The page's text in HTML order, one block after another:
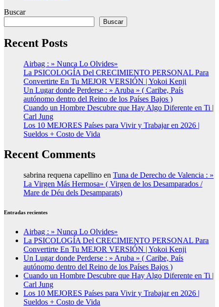
Buscar
Buscar
Recent Posts
Airbag : » Nunca Lo Olvides»
La PSICOLOGÍA Del CRECIMIENTO PERSONAL Para
Convertirte En Tu MEJOR VERSIÓN | Yokoi Kenji
Un Lugar donde Perderse : » Aruba » ( Caribe, País
autónomo dentro del Reino de los Países Bajos )
Cuando un Hombre Descubre que Hay Algo Diferente en Ti |
Carl Jung
Los 10 MEJORES Países para Vivir y Trabajar en 2026 |
Sueldos + Costo de Vida
Recent Comments
sabrina requena capellino en Tuna de Derecho de Valencia : »
La Virgen Más Hermosa» ( Virgen de los Desamparados /
Mare de Déu dels Desamparats)
Entradas recientes
Airbag : » Nunca Lo Olvides»
La PSICOLOGÍA Del CRECIMIENTO PERSONAL Para
Convertirte En Tu MEJOR VERSIÓN | Yokoi Kenji
Un Lugar donde Perderse : » Aruba » ( Caribe, País
autónomo dentro del Reino de los Países Bajos )
Cuando un Hombre Descubre que Hay Algo Diferente en Ti |
Carl Jung
Los 10 MEJORES Países para Vivir y Trabajar en 2026 |
Sueldos + Costo de Vida